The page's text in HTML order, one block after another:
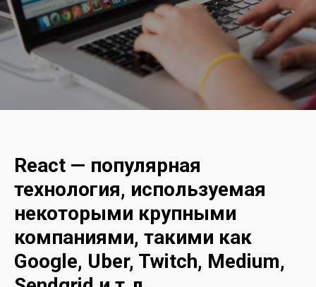
React — популярная
технология, используемая
некоторыми крупными
компаниями, такими как
Google, Uber, Twitch, Medium,